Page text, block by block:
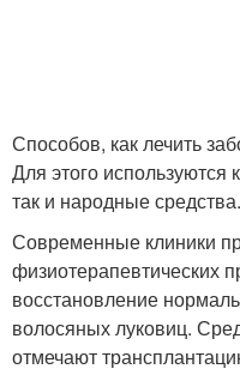
Способов, как лечить
Для этого используются
так и народные средства.
Современные клиники
физиотерапевтических
восстановление
волосяных луковиц.
отмечают